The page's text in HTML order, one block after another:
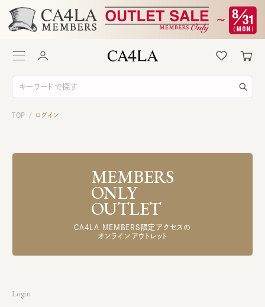
TOP / ログイン
MEMBERS
ONLY
OUTLET
CA4LA MEMBERS限定アクセスの
オンラインアウトレット
Login